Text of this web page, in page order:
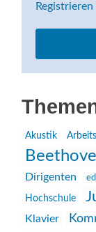
Akustik
Dirigenten
Hochschule
Klavier